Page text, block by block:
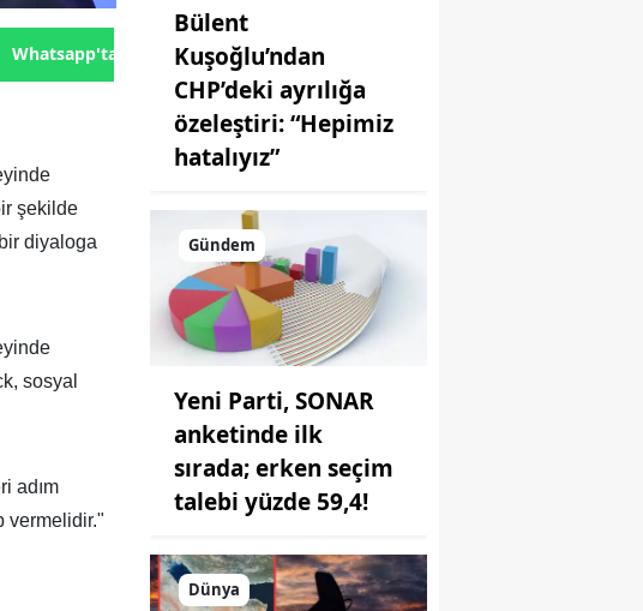
Whatsapp'tan Gönder
şekilde
diyaloga
sosyal
adım
vermelidir."
Bülent
Kuşoğlu’ndan
CHP’deki ayrılığa
özeleştiri: “Hepimiz
hatalıyız”
Gündem
Yeni Parti, SONAR
anketinde ilk
sırada; erken seçim
talebi yüzde 59,4!
Dünya